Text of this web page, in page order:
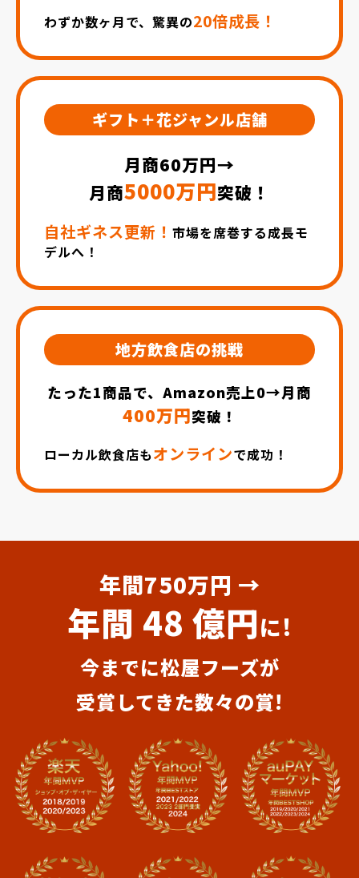
わずか数ヶ月で、驚異の20倍成長！
ギフト＋花ジャンル店舗
月商60万円→
月商5000万円突破！
自社ギネス更新！市場を席巻する成長モ
デルへ！
地方飲食店の挑戦
たった1商品で、Amazon売上0→月商
400万円突破！
ローカル飲食店もオンラインで成功！
年間750万円 →
年間 48 億円に!
今までに松屋フーズが
受賞してきた数々の賞!